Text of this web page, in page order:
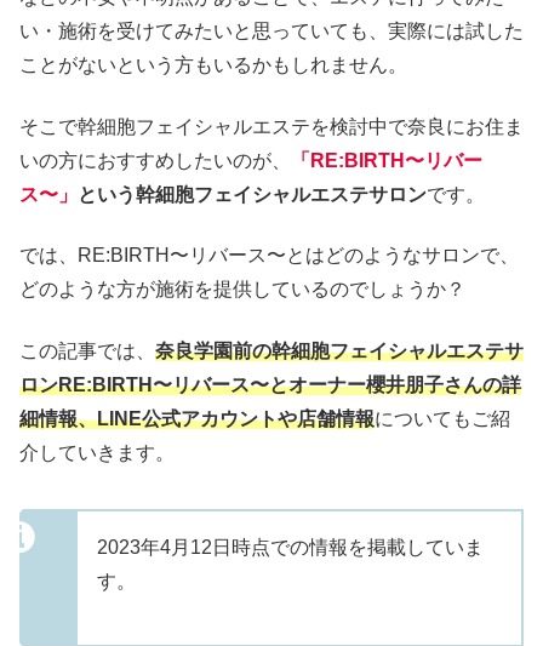
い・施術を受けてみたいと思っていても、実際には試した
ことがないという方もいるかもしれません。
そこで幹細胞フェイシャルエステを検討中で奈良にお住ま
いの方におすすめしたいのが、
「RE:BIRTH〜リバー
ス〜」 という幹細胞フェイシャルエステサロンです。
では、RE:BIRTH〜リバース〜とはどのようなサロンで、
どのような方が施術を提供しているのでしょうか？
この記事では、 奈良学園前の幹細胞フェイシャルエステサ
ロンRE:BIRTH〜リバース〜とオーナー櫻井朋子さんの詳
細情報、LINE公式アカウントや店舗情報についてもご紹
介していきます。
2023年4月12日時点での情報を掲載していま
す。